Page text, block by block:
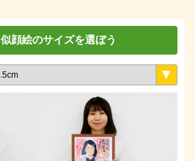
似顔絵のサイズを選ぼう